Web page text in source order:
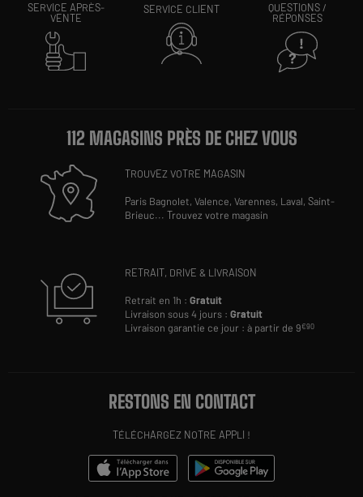
SERVICE APRÈS-
VENTE
SERVICE CLIENT
QUESTIONS /
RÉPONSES
112 MAGASINS PRÈS DE CHEZ VOUS
TROUVEZ VOTRE MAGASIN
Paris Bagnolet,Valence,Varennes, Laval,Saint-
Brieuc...Trouvez votre magasin
RETRAIT, DRIVE & LIVRAISON
Retrait en 1h :Gratuit
Livraison sous 4 jours :Gratuit
Livraison garantie ce jour : à partir de 9€90
RESTONS EN CONTACT
TÉLÉCHARGEZ NOTRE APPLI !